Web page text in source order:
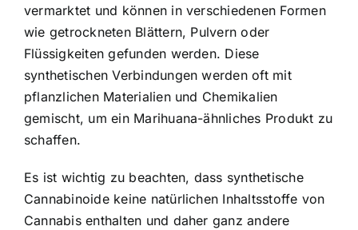
vermarktet und können in verschiedenen Formen
wie getrockneten Blättern, Pulvern oder
Flüssigkeiten gefunden werden. Diese
synthetischen Verbindungen werden oft mit
pflanzlichen Materialien und Chemikalien
gemischt, um ein Marihuana-ähnliches Produkt zu
schaffen.
Es ist wichtig zu beachten, dass synthetische
Cannabinoide keine natürlichen Inhaltsstoffe von
Cannabis enthalten und daher ganz andere